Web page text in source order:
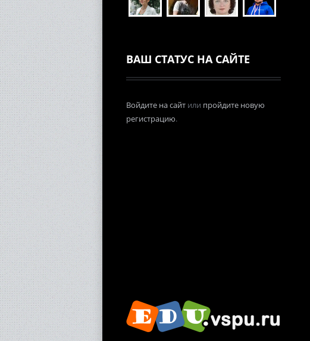
ВАШ СТАТУС НА САЙТЕ
Войдите на сайт или пройдите новую
регистрацию.